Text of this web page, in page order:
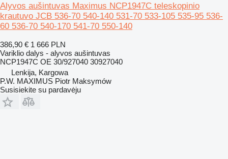
Alyvos aušintuvas Maximus NCP1947C teleskopinio
krautuvo JCB 536-70 540-140 531-70 533-105 535-95 536-
60 536-70 540-170 541-70 550-140
386,90 € 1 666 PLN
Variklio dalys - alyvos aušintuvas
NCP1947C OE 30/927040 30927040
Lenkija, Kargowa
P.W. MAXIMUS Piotr Maksymów
Susisiekite su pardavėju